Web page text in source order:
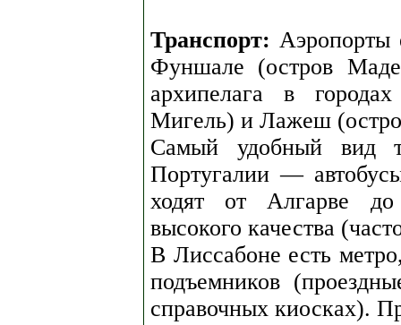
Транспорт: Аэропорты
Фуншале (остров
архипелага в
Мигель) и Лажеш
Самый удобный вид
Португалии —
ходят от Алгарве до
высокого качества
В Лиссабоне есть
подъемников
справочных киосках).